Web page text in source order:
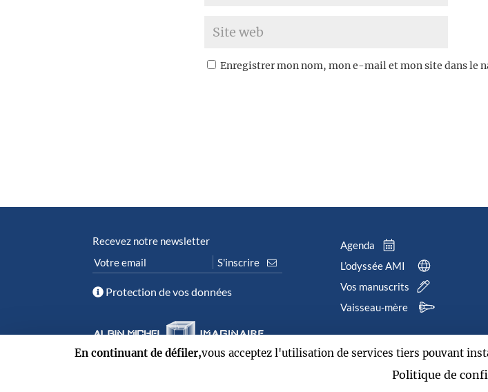
Enregistrer mon nom, mon e-mail et mon site dans le
Recevez notre newsletter
Protection de vos données
Agenda
L’odyssée AMI
Vos manuscrits
Vaisseau-mère
En continuant de défiler,vous acceptez l'utilisation de services tiers pouvant
Politique de